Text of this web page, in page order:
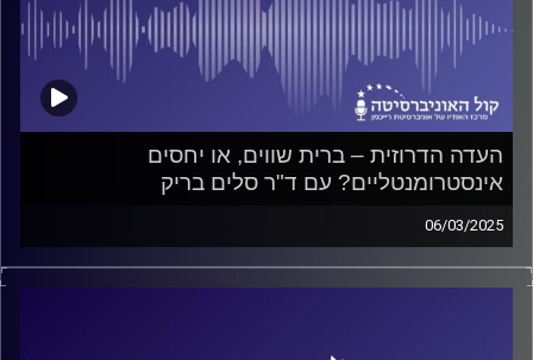
העדה הדרוזית – ברית שווים, או יחסים
אינסטרומנטליים? עם ד"ר סלים בריק
06/03/2025
פודקאסט המכון לחירות ואחריות באוניברסיטת רייכמן